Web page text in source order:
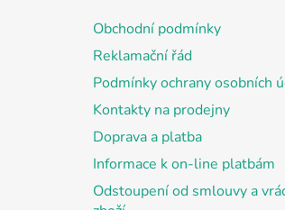
Obchodní podmínky
Reklamační řád
Podmínky ochrany osobních
Kontakty na prodejny
Doprava a platba
Informace k on-line platbám
Odstoupení od smlouvy a